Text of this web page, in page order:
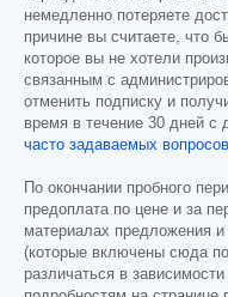
немедленно потеряете
причине вы считаете, что
которое вы не хотели
связанным с
отменить подписку и
время в течение 30 дней с
часто задаваемых вопросов
По окончании пробного
предоплата по цене и за
материалах предложения и
(которые включены сюда
различаться в